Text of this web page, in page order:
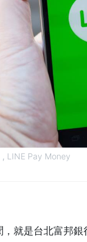
, LINE Pay Money
就是台北富邦